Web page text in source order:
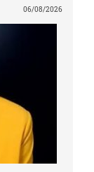
06/08/2026